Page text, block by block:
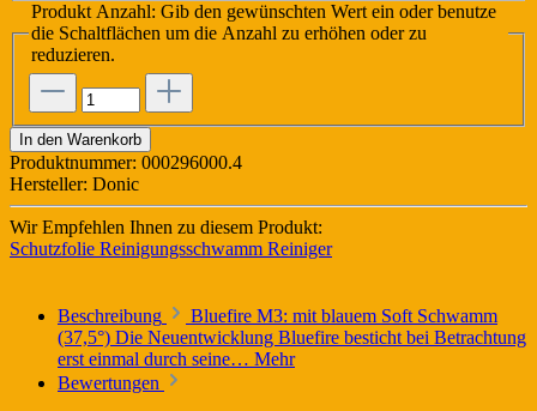
Produkt Anzahl: Gib den gewünschten Wert ein oder benutze
die Schaltflächen um die Anzahl zu erhöhen oder zu
reduzieren.
In den Warenkorb
Produktnummer: 000296000.4
Hersteller: Donic
Wir Empfehlen Ihnen zu diesem Produkt:
Schutzfolie Reinigungsschwamm Reiniger
Beschreibung
Bluefire M3: mit blauem Soft Schwamm
(37,5°) Die Neuentwicklung Bluefire besticht bei Betrachtung
erst einmal durch seine… Mehr
Bewertungen